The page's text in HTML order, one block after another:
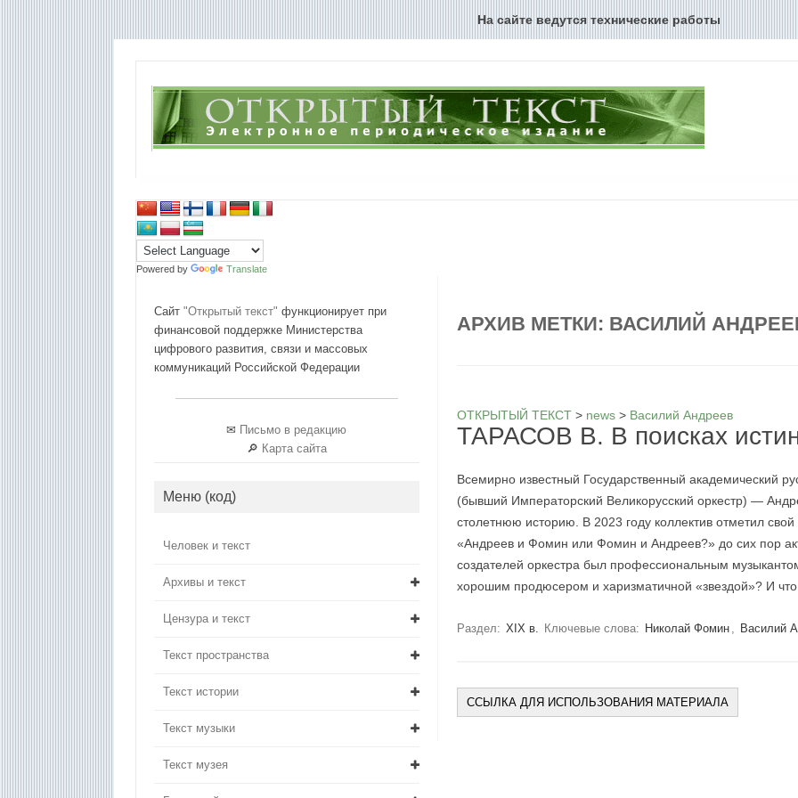
На сайте ведутся технические работы
Powered by Translate
АРХИВ МЕТКИ: ВАСИЛИЙ
ОТКРЫТЫЙ ТЕКСТ > news > Василий Андреев
ТАРАСОВ В. В поисках
Всемирно известный Государственный академический
(бывший Императорский Великорусский оркестр) —
столетнюю историю. В 2023 году коллектив отметил
«Андреев и Фомин или Фомин и Андреев?» до сих пор
создателей оркестра был профессиональным
хорошим продюсером и харизматичной «звездой»? И
Раздел: XIX в. Ключевые слова: Николай Фомин , Василий
ССЫЛКА ДЛЯ ИСПОЛЬЗОВАНИЯ МАТЕРИАЛА
Сайт "Открытый текст" функционирует при
финансовой поддержке Министерства
цифрового развития, связи и массовых
коммуникаций Российской Федерации
✉ Письмо в редакцию
🔎 Карта сайта
Меню (код)
Человек и текст
Архивы и текст
Цензура и текст
Текст пространства
Текст истории
Текст музыки
Текст музея